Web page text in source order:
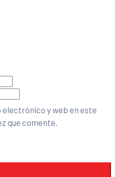
y web en este
que comente.